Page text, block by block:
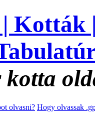
kotta
olvasni? Hogy olvassak